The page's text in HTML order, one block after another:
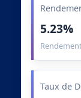
5.23%
Taux de